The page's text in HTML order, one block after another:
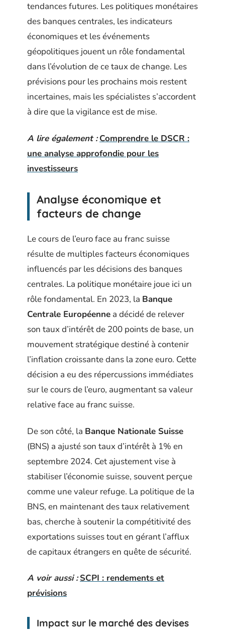
tendances futures. Les politiques monétaires
des banques centrales, les indicateurs
économiques et les événements
géopolitiques jouent un rôle fondamental
dans l’évolution de ce taux de change. Les
prévisions pour les prochains mois restent
incertaines, mais les spécialistes s’accordent
à dire que la vigilance est de mise.
A lire également : Comprendre le DSCR :
une analyse approfondie pour les
investisseurs
Analyse économique et
facteurs de change
Le cours de l’euro face au franc suisse
résulte de multiples facteurs économiques
influencés par les décisions des banques
centrales. La politique monétaire joue ici un
rôle fondamental. En 2023, la Banque
Centrale Européenne a décidé de relever
son taux d’intérêt de 200 points de base, un
mouvement stratégique destiné à contenir
l’inflation croissante dans la zone euro. Cette
décision a eu des répercussions immédiates
sur le cours de l’euro, augmentant sa valeur
relative face au franc suisse.
De son côté, la Banque Nationale Suisse
(BNS) a ajusté son taux d’intérêt à 1% en
septembre 2024. Cet ajustement vise à
stabiliser l’économie suisse, souvent perçue
comme une valeur refuge. La politique de la
BNS, en maintenant des taux relativement
bas, cherche à soutenir la compétitivité des
exportations suisses tout en gérant l’afflux
de capitaux étrangers en quête de sécurité.
A voir aussi : SCPI : rendements et
prévisions
Impact sur le marché des devises